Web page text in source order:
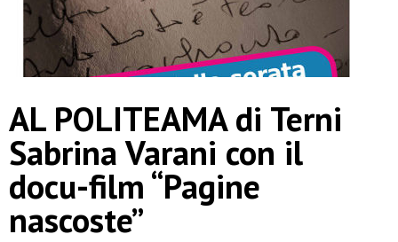
AL POLITEAMA di Terni
Sabrina Varani con il
docu-film “Pagine
nascoste”